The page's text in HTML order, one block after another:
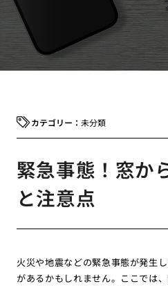
未分類
緊急事態！窓か
と注意点
火災や地震などの緊急事態が発生
があるかもしれません。ここでは